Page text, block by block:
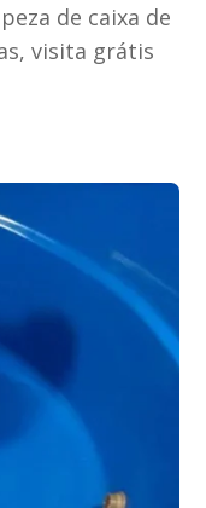
de caixa de
visita grátis